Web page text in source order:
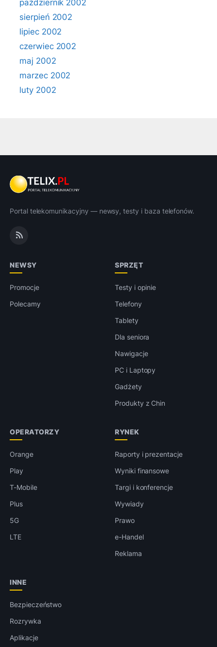
październik 2002
sierpień 2002
lipiec 2002
czerwiec 2002
maj 2002
marzec 2002
luty 2002
Portal telekomunikacyjny — newsy, testy i baza telefonów.
NEWSY
Promocje
Polecamy
SPRZĘT
Testy i opinie
Telefony
Tablety
Dla seniora
Nawigacje
PC i Laptopy
Gadżety
Produkty z Chin
OPERATORZY
Orange
Play
T-Mobile
Plus
5G
LTE
RYNEK
Raporty i prezentacje
Wyniki finansowe
Targi i konferencje
Wywiady
Prawo
e-Handel
Reklama
INNE
Bezpieczeństwo
Rozrywka
Aplikacje